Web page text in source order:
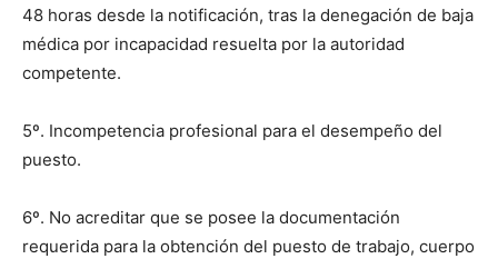
48 horas desde la notificación, tras la denegación de baja
médica por incapacidad resuelta por la autoridad
competente.
5º. Incompetencia profesional para el desempeño del
puesto.
6º. No acreditar que se posee la documentación
requerida para la obtención del puesto de trabajo, cuerpo